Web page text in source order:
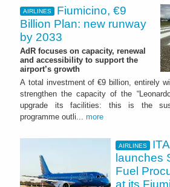
AIRLINES
Fiumicino, €9
Billion Plan: new runway
by 2033
AdR focuses on capacity, renewal
and accessibility to support the
airport’s growth
A total investment of €9 billion, entirely
strengthen the capacity of the
upgrade its facilities: this is the
programme outli... more
AIRLINES
launches
Fuel
at its